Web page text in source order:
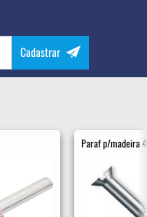
Cadastrar
Paraf p/madeira